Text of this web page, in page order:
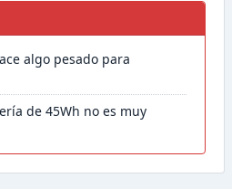
algo pesado para
de 45Wh no es muy